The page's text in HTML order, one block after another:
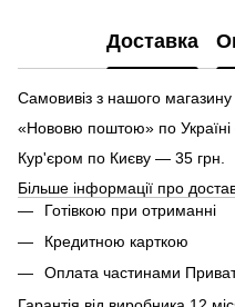
Доставка
Самовивіз з нашого
«Нововю поштою» по Україні
Кур'єром по Києву — 35 грн.
Більше інформації про
Готівкою при отриманні
Кредитною карткою
Оплата частинами